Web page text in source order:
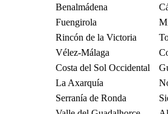
Benalmádena
Fuengirola
Rincón de la Victoria
Vélez-Málaga
Costa del Sol Occidental
La Axarquía
Serranía de Ronda